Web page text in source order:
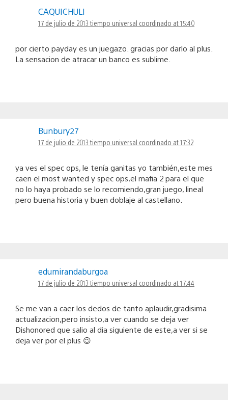
CAQUICHULI
17 de julio de 2013 tiempo universal coordinado at 15:40
por cierto payday es un juegazo. gracias por darlo al plus.
La sensacion de atracar un banco es sublime.
Bunbury27
17 de julio de 2013 tiempo universal coordinado at 17:32
ya ves el spec ops, le tenía ganitas yo también,este mes
caen el most wanted y spec ops,el mafia 2 para el que
no lo haya probado se lo recomiendo,gran juego, lineal
pero buena historia y buen doblaje al castellano.
edumirandaburgoa
17 de julio de 2013 tiempo universal coordinado at 17:44
Se me van a caer los dedos de tanto aplaudir,gradisima
actualizacion,pero insisto,a ver cuando se deja ver
Dishonored que salio al dia siguiente de este,a ver si se
deja ver por el plus 😉